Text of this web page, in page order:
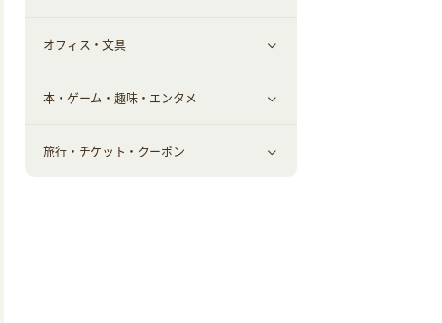
脱毛用品
美容食品
日用品・薬局・からだ
お役立ち
生活雑貨・家具インテリア
赤ちゃん・こども・マタニティ
ギフト・贈答品
フラワー
すべて見る
習い事・学習・学校
オフィス・文具
すべて見る
オフィス・文具
本・ゲーム・趣味・エンタメ
すべて見る
旅行・チケット・クーポン